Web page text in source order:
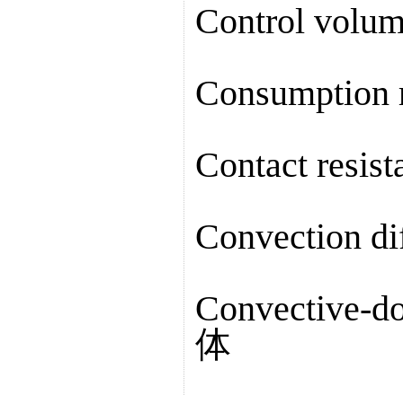
Control
Contact
Convection
Convective-
体